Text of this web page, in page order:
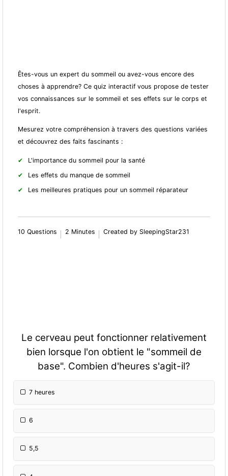
Êtes-vous un expert du sommeil ou avez-vous encore des
choses à apprendre? Ce quiz interactif vous propose de tester
vos connaissances sur le sommeil et ses effets sur le corps et
l'esprit.
Mesurez votre compréhension à travers des questions variées
et découvrez des faits fascinants :
L'importance du sommeil pour la santé
Les effets du manque de sommeil
Les meilleures pratiques pour un sommeil réparateur
10 Questions 2 Minutes Created by SleepingStar231
Le cerveau peut fonctionner relativement
bien lorsque l'on obtient le "sommeil de
base". Combien d'heures s'agit-il?
7 heures
6
5,5